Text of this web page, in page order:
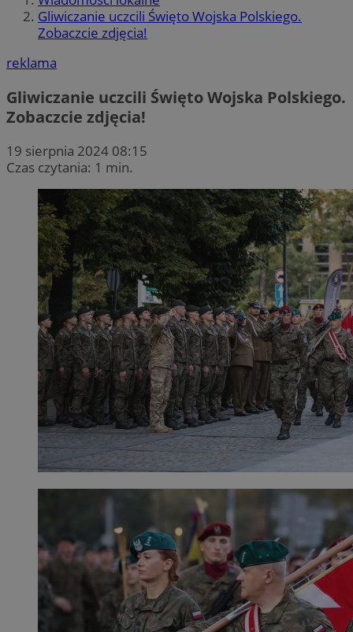
Gliwiczanie uczcili Święto Wojska Polskiego.
Zobaczcie zdjęcia!
reklama
Gliwiczanie uczcili Święto Wojska Polskiego.
Zobaczcie zdjęcia!
19 sierpnia 2024 08:15
Czas czytania: 1 min.